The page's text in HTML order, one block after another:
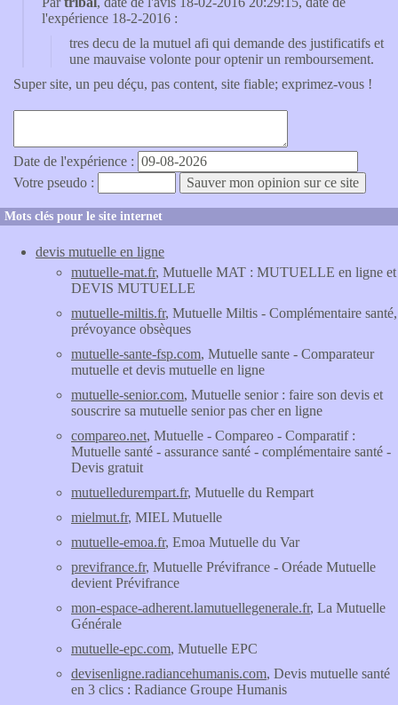
l'expérience 18-2-2016 :
tres decu de la mutuel afi qui demande des justificatifs et
une mauvaise volonte pour optenir un remboursement.
Super site, un peu déçu, pas content, site fiable; exprimez-vous !
Date de l'expérience :
Votre pseudo :
Mots clés pour le site internet
devis mutuelle en ligne
mutuelle-mat.fr, Mutuelle MAT : MUTUELLE en ligne et
DEVIS MUTUELLE
mutuelle-miltis.fr, Mutuelle Miltis - Complémentaire santé,
prévoyance obsèques
mutuelle-sante-fsp.com, Mutuelle sante - Comparateur
mutuelle et devis mutuelle en ligne
mutuelle-senior.com, Mutuelle senior : faire son devis et
souscrire sa mutuelle senior pas cher en ligne
compareo.net, Mutuelle - Compareo - Comparatif :
Mutuelle santé - assurance santé - complémentaire santé -
Devis gratuit
mutuelledurempart.fr, Mutuelle du Rempart
mielmut.fr, MIEL Mutuelle
mutuelle-emoa.fr, Emoa Mutuelle du Var
previfrance.fr, Mutuelle Prévifrance - Oréade Mutuelle
devient Prévifrance
mon-espace-adherent.lamutuellegenerale.fr, La Mutuelle
Générale
mutuelle-epc.com, Mutuelle EPC
devisenligne.radiancehumanis.com, Devis mutuelle santé
en 3 clics : Radiance Groupe Humanis